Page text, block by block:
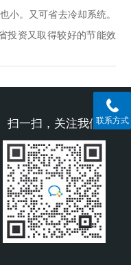
小。又可省去冷却系统。
投资又取得较好的节能效
扫一扫，关注我们联系方式